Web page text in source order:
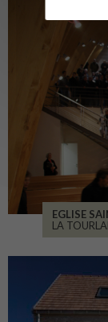
EGLISE
LA